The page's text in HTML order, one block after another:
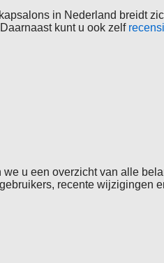
in Nederland breidt
kunt u ook zelf
u een overzicht van alle
recente wijzigingen